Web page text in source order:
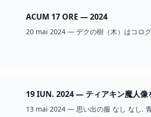
ACUM 17 ORE — 2024
20 mai 2024 — デクの樹（木）はコロ
19 IUN. 2024 — ティアキン魔人像
13 mai 2024 — 思い出の服 なし なし.